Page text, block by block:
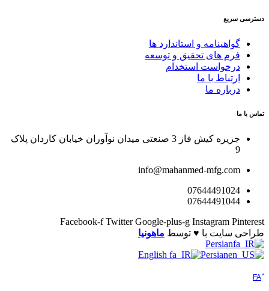
دسترسی سریع
گواهینامه و استاندارد ها
فرم های تحقیق و توسعه
درخواست استخدام
ارتباط با ما
درباره ما
تماس با ما
جزیره کیش فاز 3 صنعتی میدان نوآوران خیابان کاردان پلاک
9
info@mahanmed-mfg.com
07644491024
07644491044
Facebook-f Twitter Google-plus-g Instagram Pinterest
طراحی سایت با ♥️ توسط ماهونیا
Persian
English
Persian